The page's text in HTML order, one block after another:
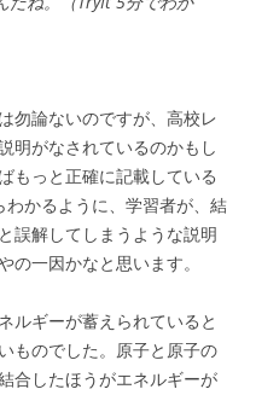
勿論ないのですが、高校レ
明がなされているのかもし
もっと正確に記載している
かるように、学習者が、結
誤解してしまうような説明
の一因かなと思います。
ルギーが蓄えられていると
ものでした。原子と原子の
合したほうがエネルギーが